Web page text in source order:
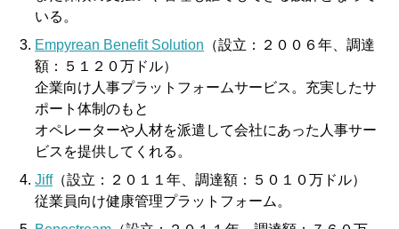
いる。
Empyrean Benefit Solution （設立：２００６年、調達
額：５１２０万ドル）
企業向け人事プラットフォームサービス。充実したサ
ポート体制のもと
オペレーターや人材を派遣して会社にあった人事サー
ビスを提供してくれる。
Jiff（設立：２０１１年、調達額：５０１０万ドル）
従業員向け健康管理プラットフォーム。